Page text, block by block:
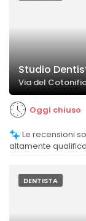
Studio
Via del
Oggi chiuso
altamente
DENTISTA